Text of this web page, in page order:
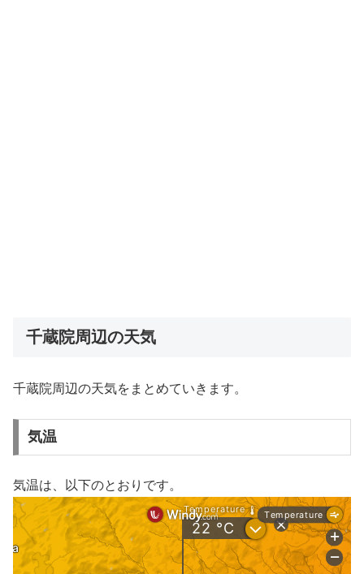
千蔵院周辺の天気
千蔵院周辺の天気をまとめていきます。
気温
気温は、以下のとおりです。